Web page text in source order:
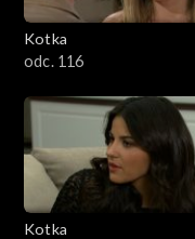
Kotka
odc. 116
Kotka